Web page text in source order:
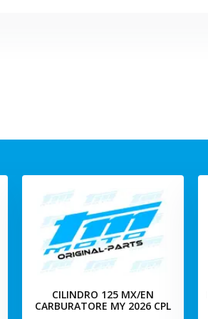
CILINDRO 125 MX/EN
CARBURATORE MY 2026 CPL